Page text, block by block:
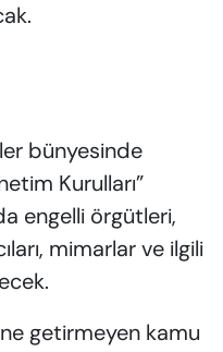
bünyesinde
Kurulları”
engelli örgütleri,
mimarlar ve ilgili
getirmeyen kamu